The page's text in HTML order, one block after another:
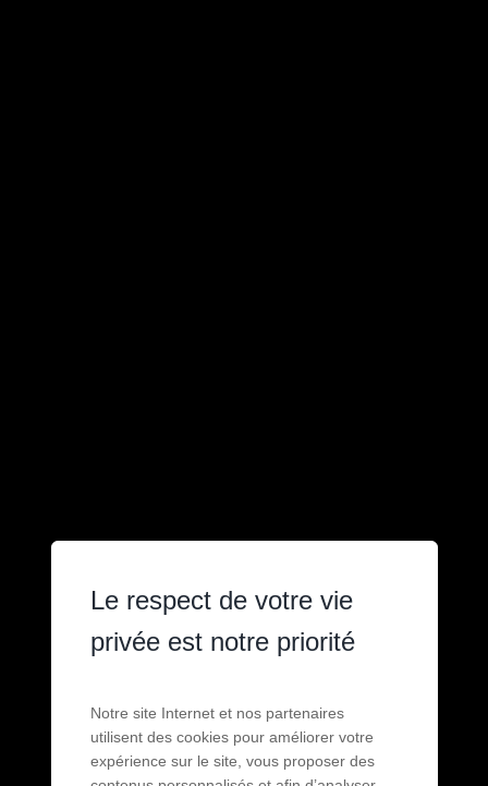
Le respect de votre vie
privée est notre priorité
Notre site Internet et nos partenaires
utilisent des cookies pour améliorer votre
expérience sur le site, vous proposer des